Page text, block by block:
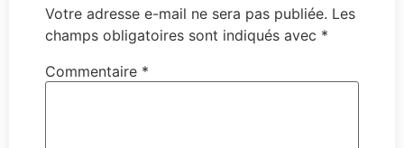
Votre adresse e-mail ne sera pas publiée. Les
champs obligatoires sont indiqués avec *
Commentaire *